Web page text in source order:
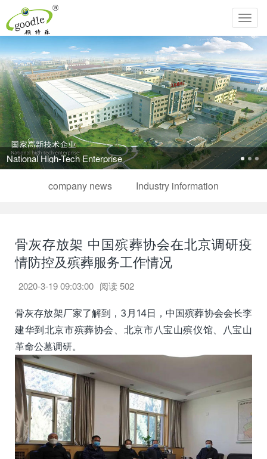
National High-Tech Enterprise
company news Industry information
骨灰存放架 中国殡葬协会在北京调研疫
情防控及殡葬服务工作情况
2020-3-19 09:03:00 阅读502
骨灰存放架厂家了解到，3月14日，中国殡葬协会会长李
建华到北京市殡葬协会、北京市八宝山殡仪馆、八宝山
革命公墓调研。